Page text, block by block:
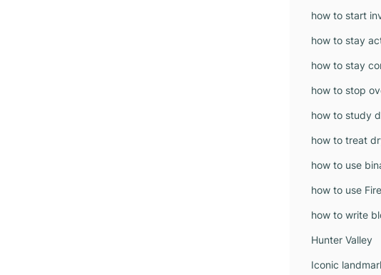
how to start
how to stay
how to stay
how to stop
how to study
how to treat
how to use
how to use
how to write
Hunter Valley
Iconic